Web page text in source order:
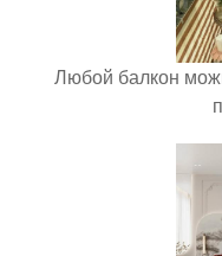
Любой балкон